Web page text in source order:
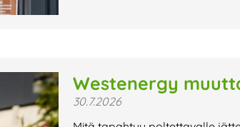
Westenergy
30.7.2026